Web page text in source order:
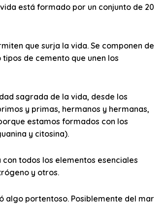
está formado por un conjunto de 20
que surja la vida. Se componen de
de cemento que unen los
sagrada de la vida, desde los
y primas, hermanos y hermanas,
estamos formados con los
y citosina).
todos los elementos esenciales
y otros.
algo portentoso. Posiblemente del mar